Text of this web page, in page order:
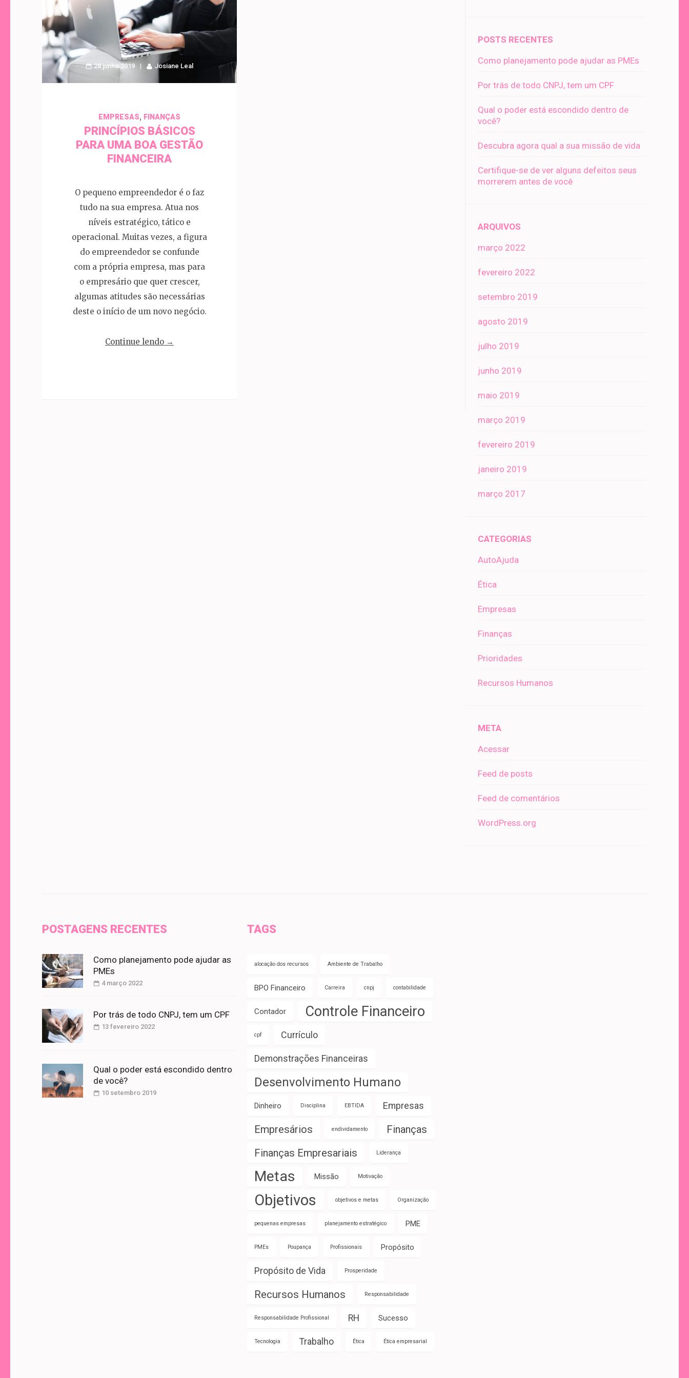
28 junho 2019 Josiane Leal
EMPRESAS, FINANÇAS
PRINCÍPIOS BÁSICOS
PARA UMA BOA GESTÃO
FINANCEIRA
O pequeno empreendedor é o faz
tudo na sua empresa. Atua nos
níveis estratégico, tático e
operacional. Muitas vezes, a figura
do empreendedor se confunde
com a própria empresa, mas para
o empresário que quer crescer,
algumas atitudes são necessárias
deste o início de um novo negócio.
Continue lendo “Princípios
→
POSTS RECENTES
Como planejamento pode ajudar as PMEs
Por trás de todo CNPJ, tem um CPF
Qual o poder está escondido dentro de
você?
Descubra agora qual a sua missão de vida
Certifique-se de ver alguns defeitos seus
morrerem antes de você
ARQUIVOS
março 2022
fevereiro 2022
setembro 2019
agosto 2019
julho 2019
junho 2019
maio 2019
março 2019
fevereiro 2019
janeiro 2019
março 2017
CATEGORIAS
AutoAjuda
Ética
Empresas
Finanças
Prioridades
Recursos Humanos
META
Acessar
Feed de posts
Feed de comentários
WordPress.org
POSTAGENS RECENTES
Como planejamento pode ajudar as
PMEs
4 março 2022
Por trás de todo CNPJ, tem um CPF
13 fevereiro 2022
Qual o poder está escondido dentro
de você?
10 setembro 2019
TAGS
alocação dos recursos Ambiente de Trabalho
BPO Financeiro Carreira cnpj contabilidade
Contador Controle Financeiro
cpf Currículo
Demonstrações Financeiras
Desenvolvimento Humano
Dinheiro Disciplina EBTIDA Empresas
Empresários endividamento
Finanças
Finanças Empresariais
Liderança
Metas Missão Motivação
Objetivos objetivos e metas Organização
pequenas empresas planejamento estratégico PME
PMEs Poupança Profissionais Propósito
Propósito de Vida Prosperidade
Recursos Humanos Responsabilidade
Responsabilidade Profissional RH Sucesso
Tecnologia Trabalho Ética Ética empresarial